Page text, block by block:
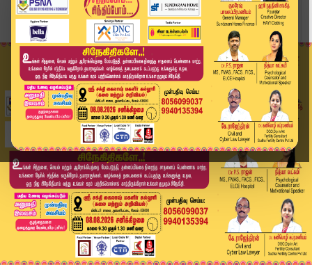
Home
தமிழ்நாடு
வார தொடக்கத்தில் நகை பிரியர்களுக்கு ஷாக் நியூஸ்...